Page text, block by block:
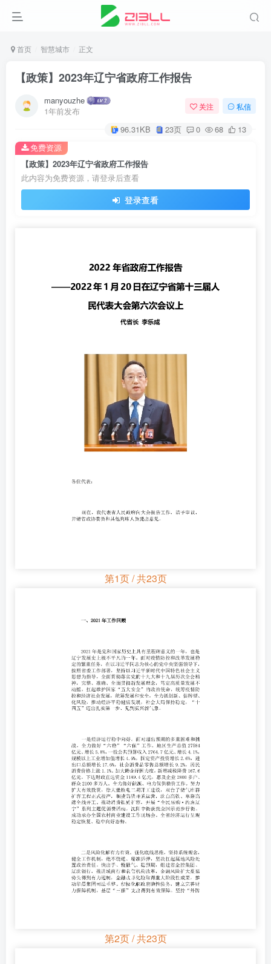
首页 智慧城市 正文
【政策】2023年辽宁省政府工作报告
manyouzhe
1年前发布
关注 私信
96.31KB 23页 0 68 13
【政策】2023年辽宁省政府工作报告
此内容为免费资源，请登录后查看
登录查看
免费资源
第1页 / 共23页
第2页 / 共23页